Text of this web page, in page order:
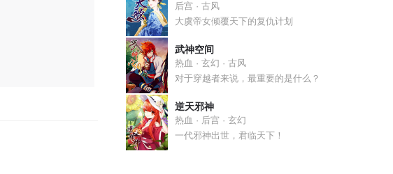
后宫 · 古风
大虞帝女倾覆天下的复仇计划
武神空间
热血 · 玄幻 · 古风
对于穿越者来说，最重要的是什么？
逆天邪神
热血 · 后宫 · 玄幻
一代邪神出世，君临天下！